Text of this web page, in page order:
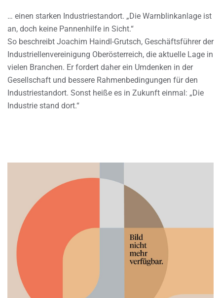
… einen starken Industriestandort. „Die Warnblinkanlage ist
an, doch keine Pannenhilfe in Sicht.“
So beschreibt Joachim Haindl-Grutsch, Geschäftsführer der
Industriellenvereinigung Oberösterreich, die aktuelle Lage in
vielen Branchen. Er fordert daher ein Umdenken in der
Gesellschaft und bessere Rahmenbedingungen für den
Industriestandort. Sonst heiße es in Zukunft einmal: „Die
Industrie stand dort.“